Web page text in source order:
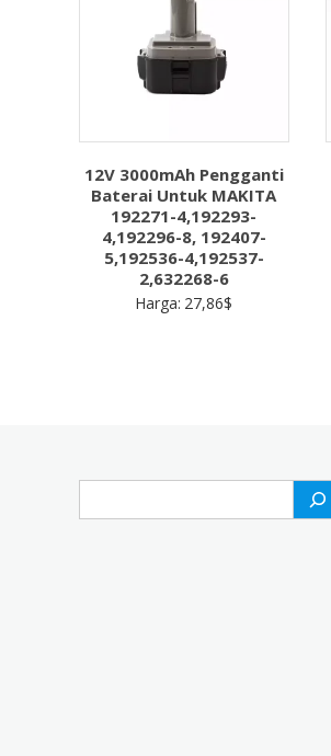
12V 3000mAh Pengganti
Baterai Untuk MAKITA
192271-4,192293-
4,192296-8, 192407-
5,192536-4,192537-
2,632268-6
Harga: 27,86$